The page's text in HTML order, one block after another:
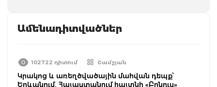
Ամենադիտվածներ
102722 դիտում Շամշյան
Կրակոց և առեղծվածային մահվան դեպք՝
Երևանում. Հայաստանում հայտնի «Բոնուս»